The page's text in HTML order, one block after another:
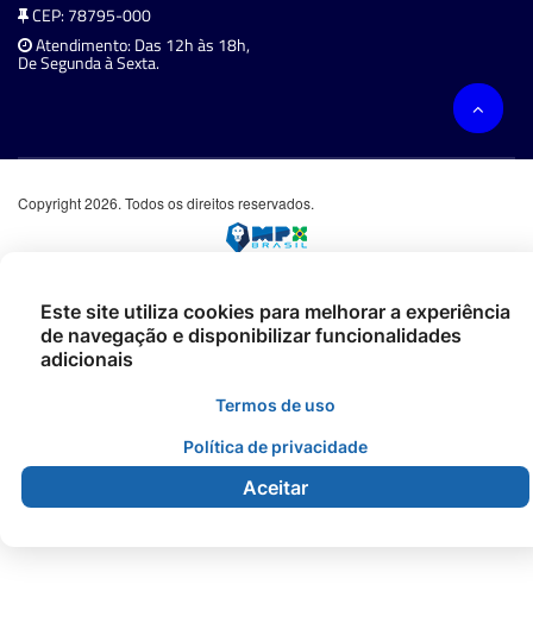
CEP: 78795-000
Atendimento: Das 12h às 18h,
De Segunda à Sexta.
Copyright 2026. Todos os direitos reservados.
Este site utiliza cookies para melhorar a experiência
de navegação e disponibilizar funcionalidades
adicionais
Termos de uso
Política de privacidade
Aceitar